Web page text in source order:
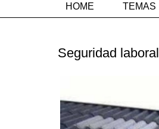
HOME TEMAS
Seguridad laboral